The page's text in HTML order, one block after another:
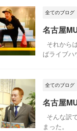
全てのブログ
名古屋
それから
ばライブ
全てのブログ
名古屋
そんな訳
まった。